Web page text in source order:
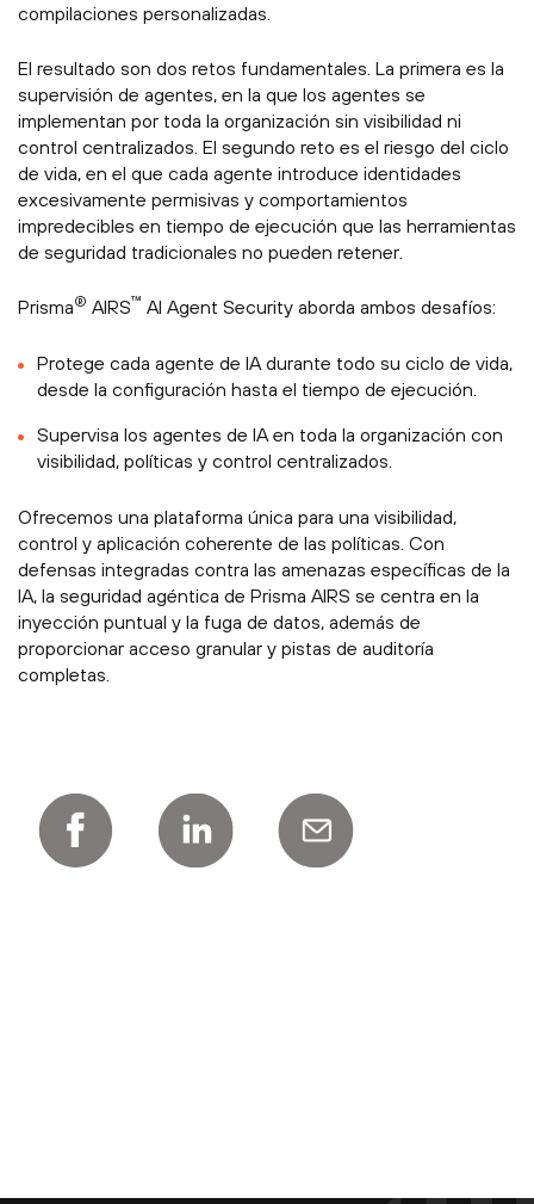
compilaciones personalizadas.
El resultado son dos retos fundamentales. La primera es la
supervisión de agentes, en la que los agentes se
implementan por toda la organización sin visibilidad ni
control centralizados. El segundo reto es el riesgo del ciclo
de vida, en el que cada agente introduce identidades
excesivamente permisivas y comportamientos
impredecibles en tiempo de ejecución que las herramientas
de seguridad tradicionales no pueden retener.
Prisma® AIRS™ AI Agent Security aborda ambos desafíos:
Protege cada agente de IA durante todo su ciclo de vida,
desde la configuración hasta el tiempo de ejecución.
Supervisa los agentes de IA en toda la organización con
visibilidad, políticas y control centralizados.
Ofrecemos una plataforma única para una visibilidad,
control y aplicación coherente de las políticas. Con
defensas integradas contra las amenazas específicas de la
IA, la seguridad agéntica de Prisma AIRS se centra en la
inyección puntual y la fuga de datos, además de
proporcionar acceso granular y pistas de auditoría
completas.